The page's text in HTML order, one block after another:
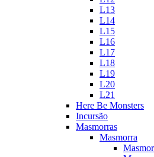
L13
L14
L15
L16
L17
L18
L19
L20
L21
Here Be Monsters
Incursão
Masmorras
Masmorra